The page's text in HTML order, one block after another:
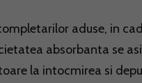
aduse, in
absorbanta se
la intocmirea si